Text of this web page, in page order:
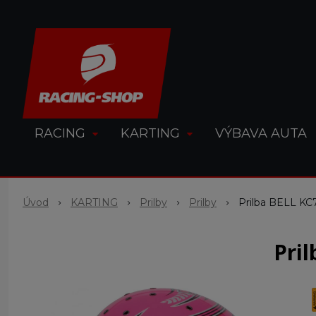
RACING KARTING VÝBAVA AUTA
Úvod KARTING Prilby Prilby Prilba BELL